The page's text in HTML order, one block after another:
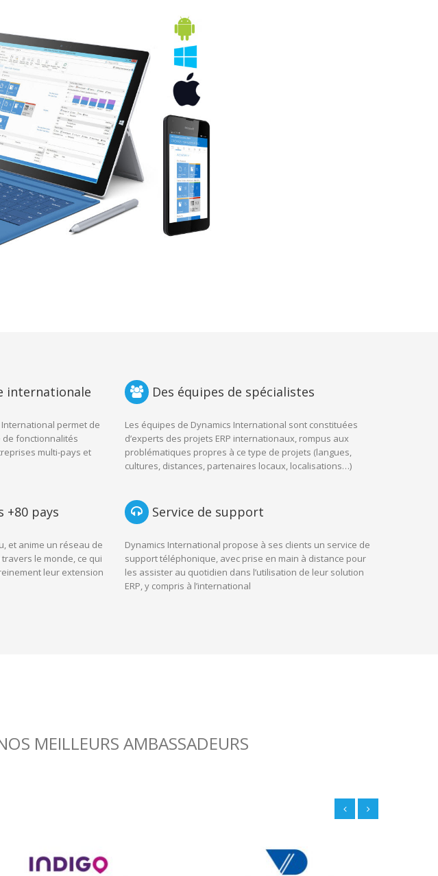
internationale
International permet de
de fonctionnalités
multi-pays et
Des équipes de spécialistes
Les équipes de Dynamics International sont constituées
d’experts des projets ERP internationaux, rompus aux
problématiques propres à ce type de projets (langues,
cultures, distances, partenaires locaux, localisations…)
+80 pays
et anime un réseau de
le monde, ce qui
leur extension
Service de support
Dynamics International propose à ses clients un service de
support téléphonique, avec prise en main à distance pour
les assister au quotidien dans l’utilisation de leur solution
ERP, y compris à l’international
MEILLEURS AMBASSADEURS